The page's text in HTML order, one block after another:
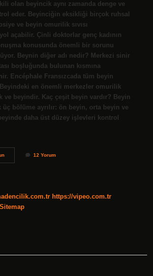
olan beyincik aynı zamanda denge ve
eder. Beyinciğin eksikliği birçok ruhsal
ve beyin omurilik sıvısı
açabilir. Çinli doktorlar genç kadının
konusunda önemli bir sorunu
Beynin diğer adı nedir? Merkezi sinir
boşluğunda bulunan kısmına
Encéphale Fransızcada tüm beyin
en önemli merkezler omurilik
ve beyindir. Kaç çeşit beyin vardır? Beyin
üç bölüme ayrılır: ön beyin, orta beyin ve
daha üst düzey işlevleri kontrol
Beyin
12 Yorum
https://vipeo.com.tr
Sitemap